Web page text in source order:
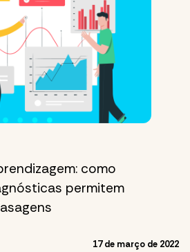
como
permitem
17 de março de 2022